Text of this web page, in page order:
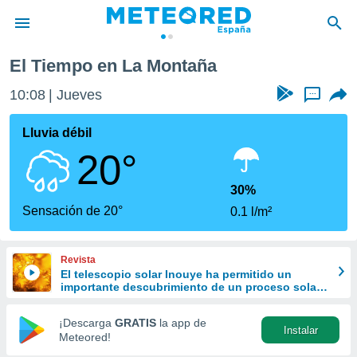
de
por
se
calidad.
a este
las
y
forma
digital
basada
El Tiempo en La Montaña
10:08 Jueves ...
Lluvia débil
20°
Sensación de 20°
30%
0.1 l/m²
Revista
El telescopio solar Inouye ha permitido un
importante descubrimiento de un proceso solar
¡Descarga GRATIS la app de
Meteored!
Instalar